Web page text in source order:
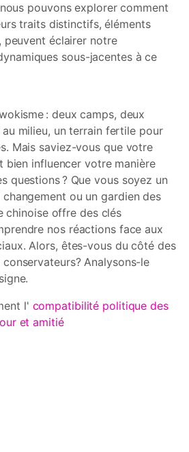
pouvons explorer comment
traits distinctifs, éléments
peuvent éclairer notre
sous-jacentes à ce
: deux camps, deux
milieu, un terrain fertile pour
Mais saviez-vous que votre
bien influencer votre manière
questions ? Que vous soyez un
ou un gardien des
chinoise offre des clés
nos réactions face aux
Alors, êtes-vous du côté des
Analysons-le
l' compatibilité politique des
et amitié